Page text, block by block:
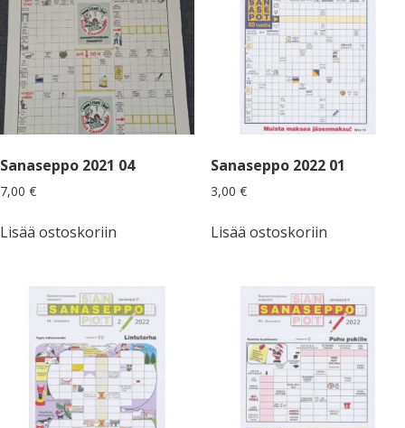
Sanaseppo 2021 04
7,00 €
Lisää ostoskoriin
Sanaseppo 2022 01
3,00 €
Lisää ostoskoriin